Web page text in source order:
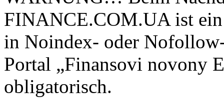
FINANCE.COM.UA ist
in Noindex- oder
Portal „Finansovi novony
obligatorisch.